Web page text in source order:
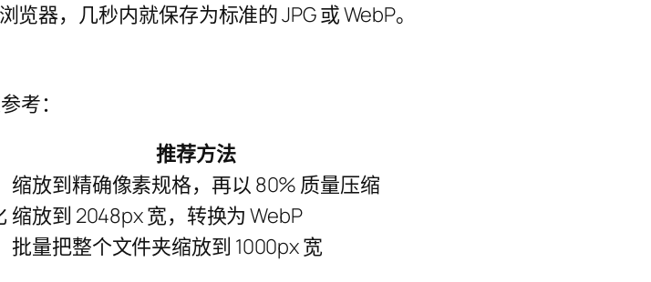
器，几秒内就保存为标准的 JPG 或 WebP。
考：
推荐方法
缩放到精确像素规格，再以 80% 质量压缩
缩放到 2048px 宽，转换为 WebP
批量把整个文件夹缩放到 1000px 宽